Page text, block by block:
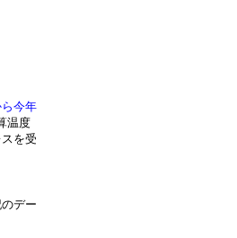
今年
温度
を受
デー